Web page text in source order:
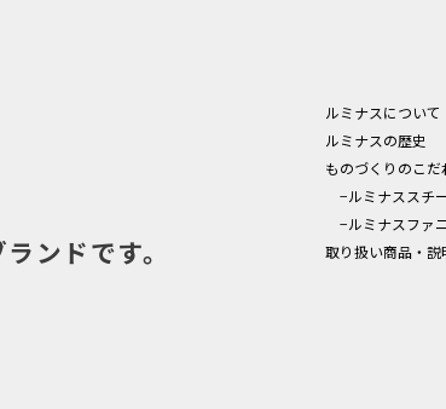
ルミナスについて
ルミナスの歴史
ものづくりのこだ
−ルミナススチ
−ルミナスファ
取り扱い商品・説
ンドです。